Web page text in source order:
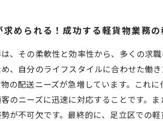
められる！成功する軽貨物業務の
、その柔軟性と効率性から、多くの求
、自分のライフスタイルに合わせた働
の配送ニーズが急増しています。これ
のニーズに迅速に対応することです。
が不可欠です。最終的に、足立区での